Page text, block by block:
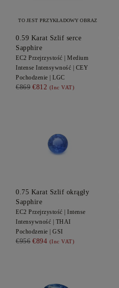
TO JEST PRZYKŁADOWY OBRAZ
0.59 Karat Szlif serce
Sapphire
EC2 Przejrzystość | Medium
Intense Intensywność | CEY
Pochodzenie | LGC
€869 €812 (Inc VAT)
0.75 Karat Szlif okrągły
Sapphire
EC2 Przejrzystość | Intense
Intensywność | THAI
Pochodzenie | GSI
€956 €894 (Inc VAT)